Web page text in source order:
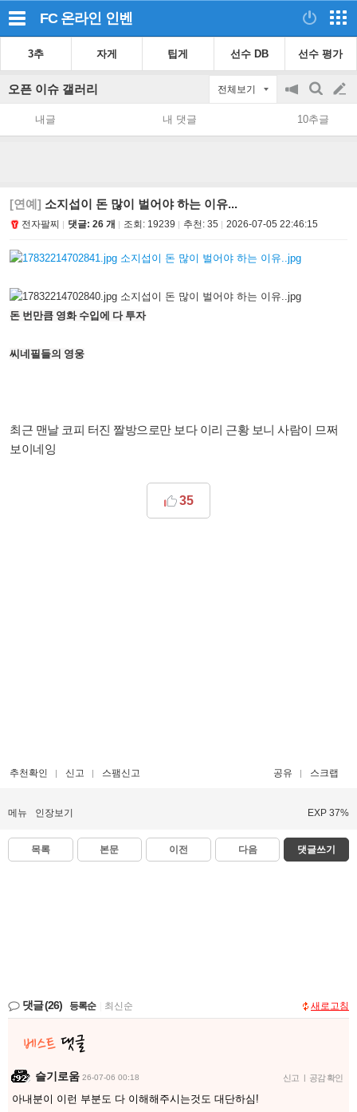
FC 온라인 인벤
3추 자게 팁게 선수 DB 선수 평가
오픈 이슈 갤러리 전체보기
공
지
on/off
검
색
글
쓰
내글 내 댓글 10추글
[연예] 소지섭이 돈 많이 벌어야 하는 이유...
전자팔찌 댓글: 26 개 조회: 19239 추천: 35 2026-07-05 22:46:15
돈 번만큼 영화 수입에 다 투자
씨네필들의 영웅
최근 맨날 코피 터진 짤방으로만 보다 이리 근황 보니 사람이 므쩌
보이네잉
35
추천확인 신고 스팸신고 공유 스크랩
메뉴 인장보기 EXP 37%
목록 본문 이전 다음 댓글쓰기
댓글(26) 등록순 최신순 새로고침
슬기로움 26-07-06 00:18 신고 | 공감 확인
아내분이 이런 부분도 다 이해해주시는것도 대단하심!